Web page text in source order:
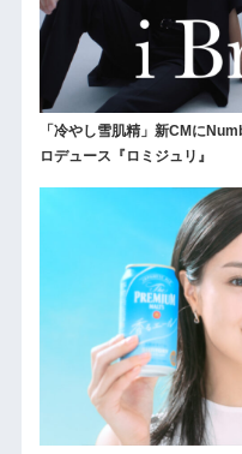
「冷やし雪肌精」新CMに
ロデュース『ロミジュリ』